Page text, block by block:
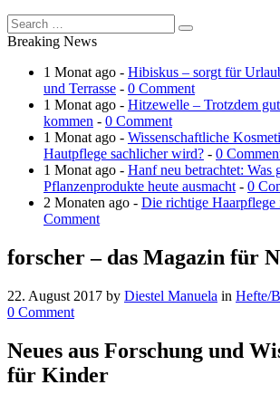
Breaking News
1 Monat ago - Hibiskus – sorgt für
und Terrasse - 0 Comment
1 Monat ago - Hitzewelle – Trotzdem
kommen - 0 Comment
1 Monat ago - Wissenschaftliche
Hautpflege sachlicher wird? - 0
1 Monat ago - Hanf neu betrachtet: Was
Pflanzenprodukte heute ausmacht - 0
2 Monaten ago - Die richtige Haarpflege
Comment
forscher – das Magazin für
22. August 2017 by Diestel Manuela in Hefte/
0 Comment
Neues aus Forschung und
für Kinder